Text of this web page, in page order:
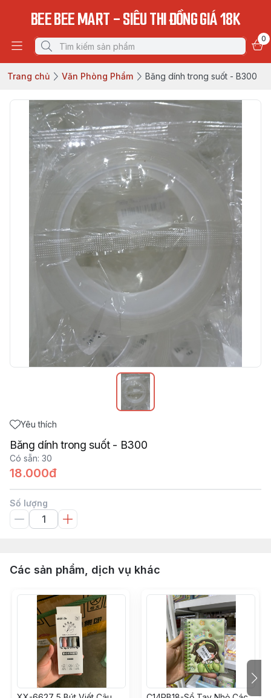
BEE BEE MART - SIÊU THI ĐỒNG GIÁ 18K
0
Trang chủ Văn Phòng Phẩm Băng dính trong suốt - B300
Yêu thích
Băng dính trong suốt - B300
Có sẵn: 30
18.000đ
Số lượng
Các sản phẩm, dịch vụ khác